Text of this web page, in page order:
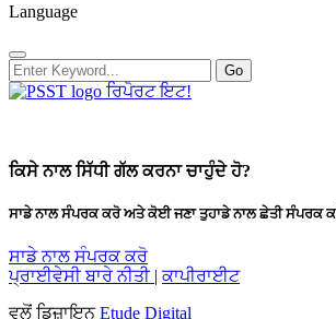
Language
ਰਿਪੋਰਟ ਇਟ!
ਕਿਸੇ ਨਾਲ ਸਿੱਧੀ ਗੱਲ ਕਰਨਾ ਚਾਹੁੰਦੇ ਹੋ?
ਸਾਡੇ ਨਾਲ ਸੰਪਰਕ ਕਰੋ ਅਤੇ ਕੋਈ ਜਣਾ ਤੁਹਾਡੇ ਨਾਲ ਛੇਤੀ ਸੰਪਰਕ
ਸਾਡੇ ਨਾਲ ਸੰਪਰਕ ਕਰੋ
ਪ੍ਰਾਈਵੇਸੀ ਬਾਰੇ ਨੀਤੀ ਕਾਪੀਰਾਈਟ
ਵਲੋਂ ਡਿਜ਼ਾਇਨEtude Digital